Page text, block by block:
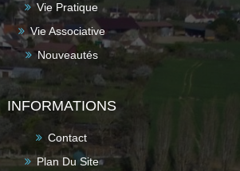
Vie Pratique
Vie Associative
Nouveautés
INFORMATIONS
Contact
Plan Du Site